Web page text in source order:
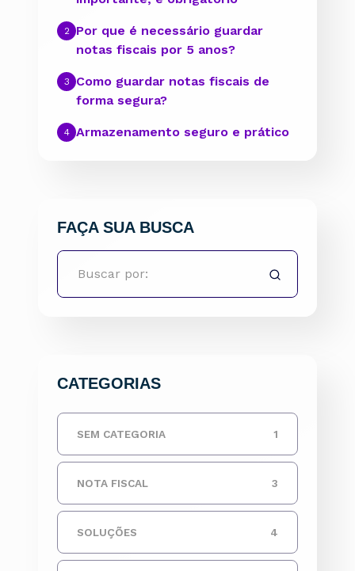
Por que é necessário guardar
notas fiscais por 5 anos?
Como guardar notas fiscais de
forma segura?
Armazenamento seguro e prático
FAÇA SUA BUSCA
CATEGORIAS
SEM CATEGORIA 1
NOTA FISCAL 3
SOLUÇÕES 4